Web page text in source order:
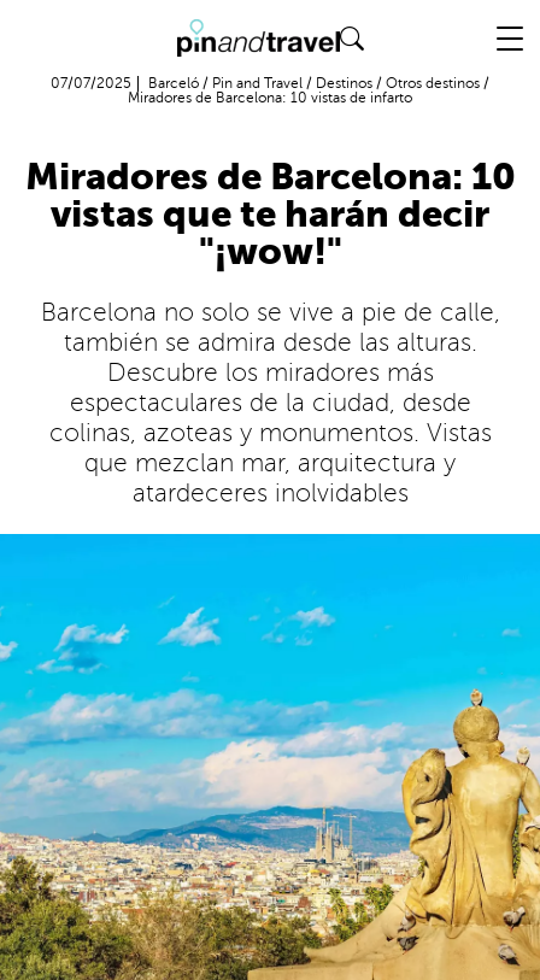
07/07/2025 Barceló / Pin and Travel / Destinos / Otros destinos /
Miradores de Barcelona: 10 vistas de infarto
Miradores de Barcelona: 10
vistas que te harán decir
"¡wow!"
Barcelona no solo se vive a pie de calle,
también se admira desde las alturas.
Descubre los miradores más
espectaculares de la ciudad, desde
colinas, azoteas y monumentos. Vistas
que mezclan mar, arquitectura y
atardeceres inolvidables